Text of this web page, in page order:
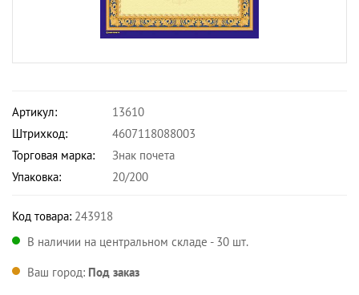
Артикул:
13610
Штрихкод:
4607118088003
Торговая марка:
Знак почета
Упаковка:
20/200
Код товара: 243918
В наличии на центральном складе - 30 шт.
Ваш город: Под заказ